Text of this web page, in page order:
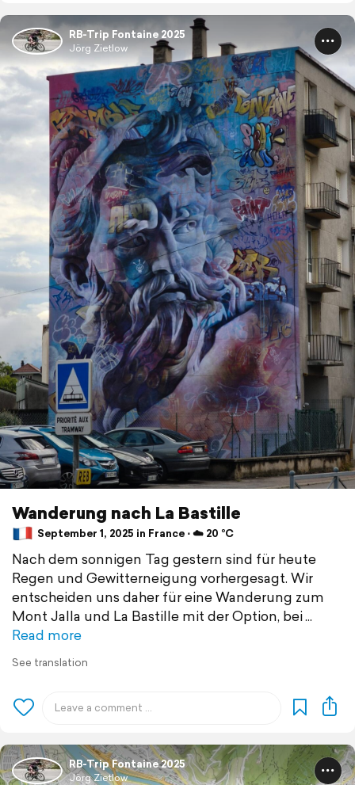
RB-Trip Fontaine 2025
Jörg Zietlow
Wanderung nach La Bastille
September 1, 2025 in France ⋅ ☁️ 20 °C
Nach dem sonnigen Tag gestern sind für heute
Regen und Gewitterneigung vorhergesagt. Wir
entscheiden uns daher für eine Wanderung zum
Mont Jalla und La Bastille mit der Option, bei
Read more
See translation
RB-Trip Fontaine 2025
Jörg Zietlow